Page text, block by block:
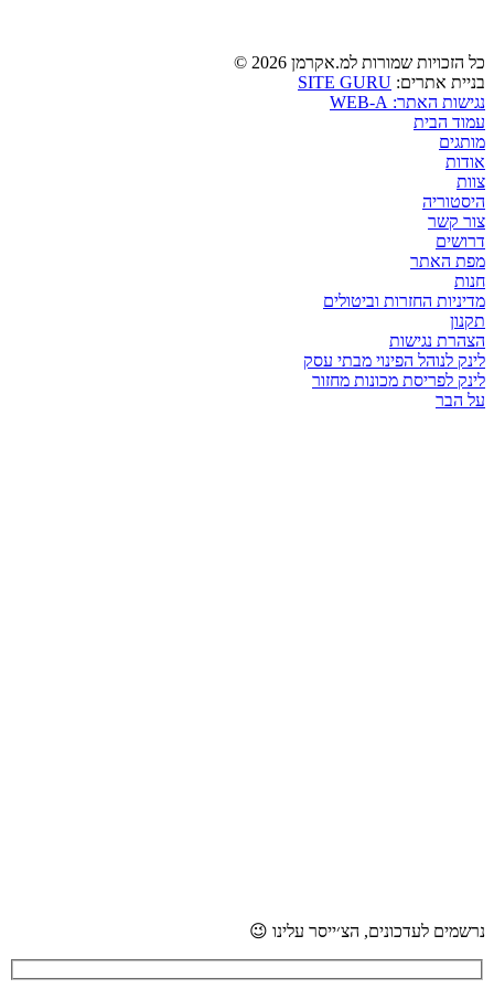
כל הזכויות שמורות למ.אקרמן 2026 ©
בניית אתרים: SITE GURU
נגישות האתר: WEB-A
עמוד הבית
מותגים
אודות
צוות
היסטוריה
צור קשר
דרושים
מפת האתר
חנות
מדיניות החזרות וביטולים
תקנון
הצהרת נגישות
לינק לנוהל הפינוי מבתי עסק
לינק לפריסת מכונות מחזור
על הבר
נרשמים לעדכונים, הצ׳ייסר עלינו 😉